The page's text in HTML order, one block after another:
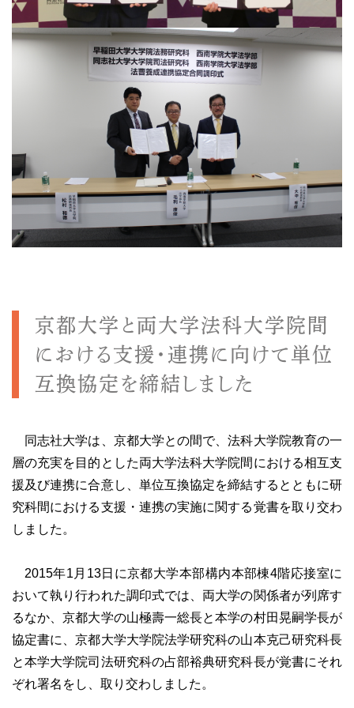
京都大学と両大学法科大学院間
における支援・連携に向けて単位
互換協定を締結しました
同志社大学は、京都大学との間で、法科大学院教育の一
層の充実を目的とした両大学法科大学院間における相互支
援及び連携に合意し、単位互換協定を締結するとともに研
究科間における支援・連携の実施に関する覚書を取り交わ
しました。
2015年1月13日に京都大学本部構内本部棟4階応接室に
おいて執り行われた調印式では、両大学の関係者が列席す
るなか、京都大学の山極壽一総長と本学の村田晃嗣学長が
協定書に、京都大学大学院法学研究科の山本克己研究科長
と本学大学院司法研究科の占部裕典研究科長が覚書にそれ
ぞれ署名をし、取り交わしました。